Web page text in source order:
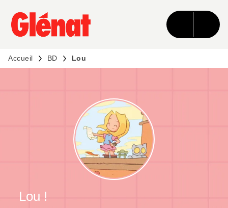
MENU RECHERCHE CONTENU
PIED DE PAGE
Accueil BD Lou
Lou !